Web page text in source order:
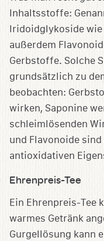
Inhaltsstoffe:
Iridoidglykoside wie
außerdem
Gerbstoffe. Solche
grundsätzlich zu
beobachten:
wirken, Saponine
schleimlösenden
und Flavonoide
antioxidativen
Ehrenpreis-Tee
Ein Ehrenpreis-Tee
warmes Getränk
Gurgellösung kann